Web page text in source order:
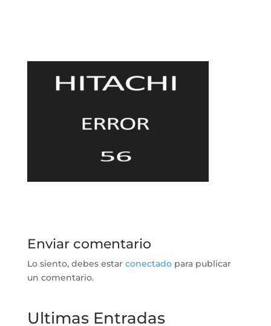
Enviar comentario
Lo siento, debes estar conectadopara publicar
un comentario.
Ultimas Entradas